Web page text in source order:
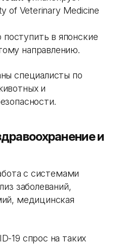
of Veterinary Medicine
в японские
направлению.
специалисты по
и
и
с системами
заболеваний,
медицинская
19 спрос на таких